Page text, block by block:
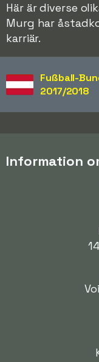
Här är diverse
Murg har
karriär.
Fußball-
2017/2018
Information